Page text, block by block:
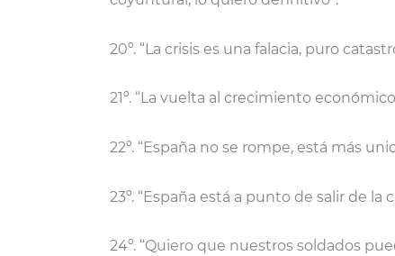
20º. “La crisis es una falacia, puro
21º. “La vuelta al crecimiento
22º. “España no se rompe, está más
23º. “España está a punto de salir de la
24º. “Quiero que nuestros soldados